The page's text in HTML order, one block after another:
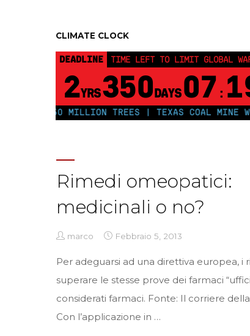
CLIMATE CLOCK
DEADLINE TIME LEFT TO LIMIT GLOBAL
2YRS350DAYS 07 :
PLANT 250 MILLION TREES | TEXAS COAL MINE
Rimedi omeopatici:
medicinali o no?
marco Febbraio 5, 2013
Per adeguarsi ad una direttiva europea,
superare le stesse prove dei farmaci
considerati farmaci. Fonte: Il corriere
Con l’applicazione in …